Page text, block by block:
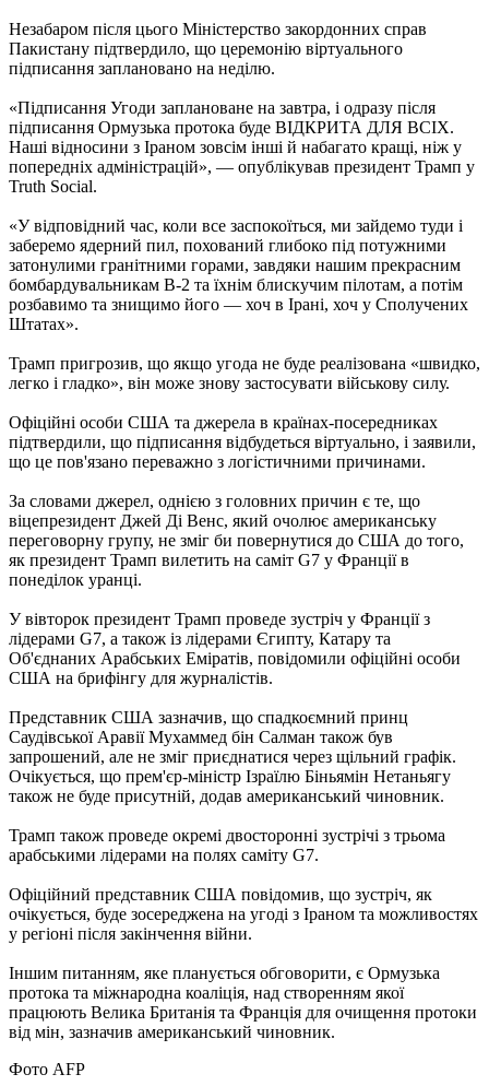
Незабаром після цього Міністерство закордонних справ
Пакистану підтвердило, що церемонію віртуального
підписання заплановано на неділю.
«Підписання Угоди заплановане на завтра, і одразу після
підписання Ормузька протока буде ВІДКРИТА ДЛЯ ВСІХ.
Наші відносини з Іраном зовсім інші й набагато кращі, ніж у
попередніх адміністрацій», — опублікував президент Трамп у
Truth Social.
«У відповідний час, коли все заспокоїться, ми зайдемо туди і
заберемо ядерний пил, похований глибоко під потужними
затонулими гранітними горами, завдяки нашим прекрасним
бомбардувальникам B-2 та їхнім блискучим пілотам, а потім
розбавимо та знищимо його — хоч в Ірані, хоч у Сполучених
Штатах».
Трамп пригрозив, що якщо угода не буде реалізована «швидко,
легко і гладко», він може знову застосувати військову силу.
Офіційні особи США та джерела в країнах-посередниках
підтвердили, що підписання відбудеться віртуально, і заявили,
що це пов'язано переважно з логістичними причинами.
За словами джерел, однією з головних причин є те, що
віцепрезидент Джей Ді Венс, який очолює американську
переговорну групу, не зміг би повернутися до США до того,
як президент Трамп вилетить на саміт G7 у Франції в
понеділок уранці.
У вівторок президент Трамп проведе зустріч у Франції з
лідерами G7, а також із лідерами Єгипту, Катару та
Об'єднаних Арабських Еміратів, повідомили офіційні особи
США на брифінгу для журналістів.
Представник США зазначив, що спадкоємний принц
Саудівської Аравії Мухаммед бін Салман також був
запрошений, але не зміг приєднатися через щільний графік.
Очікується, що прем'єр-міністр Ізраїлю Біньямін Нетаньягу
також не буде присутній, додав американський чиновник.
Трамп також проведе окремі двосторонні зустрічі з трьома
арабськими лідерами на полях саміту G7.
Офіційний представник США повідомив, що зустріч, як
очікується, буде зосереджена на угоді з Іраном та можливостях
у регіоні після закінчення війни.
Іншим питанням, яке планується обговорити, є Ормузька
протока та міжнародна коаліція, над створенням якої
працюють Велика Британія та Франція для очищення протоки
від мін, зазначив американський чиновник.
Фото AFP